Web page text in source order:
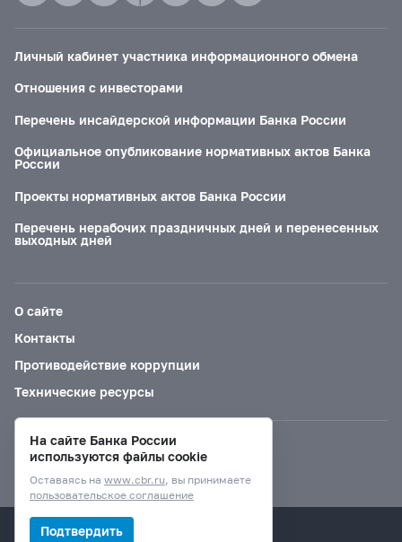
Личный кабинет участника информационного обмена
Отношения с инвесторами
Перечень инсайдерской информации Банка России
Официальное опубликование нормативных актов Банка
России
Проекты нормативных актов Банка России
Перечень нерабочих праздничных дней и перенесенных
выходных дней
О сайте
Контакты
Противодействие коррупции
Технические ресурсы
Версия для слабовидящих
© Банк России, 2000–2026.
На сайте Банка России
используются файлы cookie
Оставаясь на www.cbr.ru, вы принимаете
пользовательское соглашение
Подтвердить